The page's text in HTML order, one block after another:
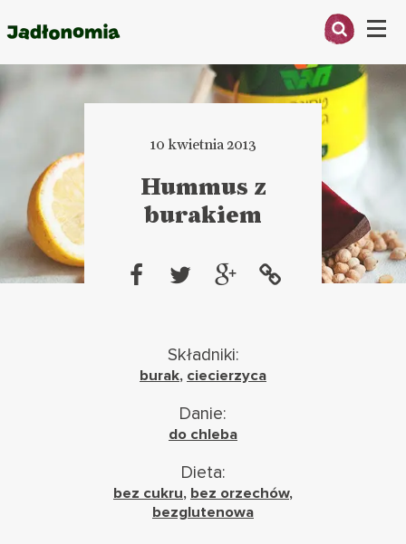
Menu
O MNIE
PRZEPISY
ARTYKUŁY
KSIĄŻKI
KONTAKT
10 kwietnia 2013
Hummus z
burakiem
Składniki:
burak, ciecierzyca
Danie:
do chleba
Dieta:
bez cukru, bez orzechów,
bezglutenowa